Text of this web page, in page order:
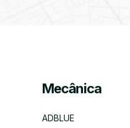
Mecânica
ADBLUE